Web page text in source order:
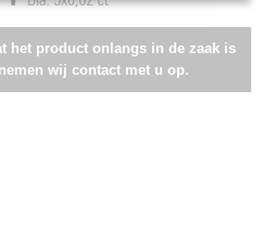
het product onlangs in de zaak is
wij contact met u op.